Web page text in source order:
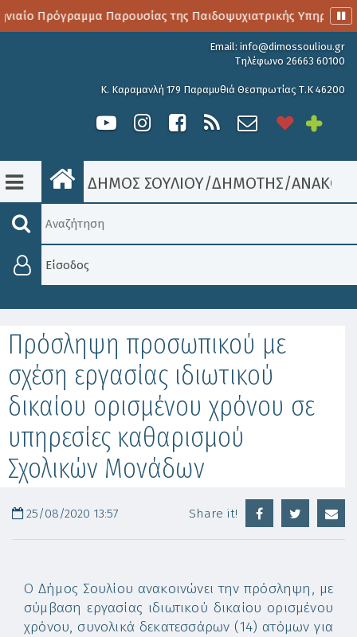
Πρόγραμμα Παρουσίας της Παιδοψυχιατρικής Υπηρεσίας
Email: info@dimossouliou.gr
Τηλέφωνο 26663 60100
Κ. Καραμανλή 179 Παραμυθιά Θεσπρωτίας Τ.Κ 46200
ΔΗΜΟΣ ΣΟΥΛΙΟΥ/ΔΗΜΟΤΗΣ/
Είσοδος
Πρόσληψη προσωπικού με
σχέση εργασίας ιδιωτικού
δικαίου ορισμένου χρόνου σε
υπηρεσίες καθαρισμού
Σχολικών Μονάδων
25/08/2020 13:57 Share it!
Ο Δήμος Σουλίου ανακοινώνει την πρόσληψη, με
σύμβαση εργασίας ιδιωτικού δικαίου ορισμένου
χρόνου, συνολικά δεκατεσσάρων (14) ατόμων για